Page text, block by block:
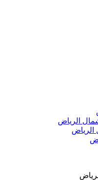
الرياض